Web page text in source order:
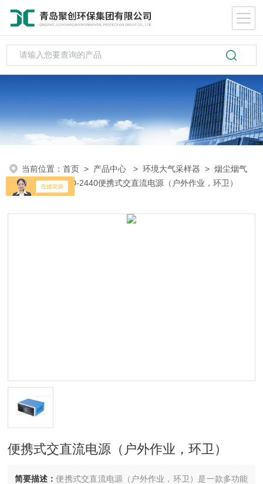
当前位置：首页 > 产品中心 >环境大气采样器 >烟尘烟气
检测仪> JCD-2440便携式交直流电源（户外作业，环卫）
便携式交直流电源（户外作业，环卫）
简要描述：便携式交直流电源（户外作业，环卫）是一款多功能